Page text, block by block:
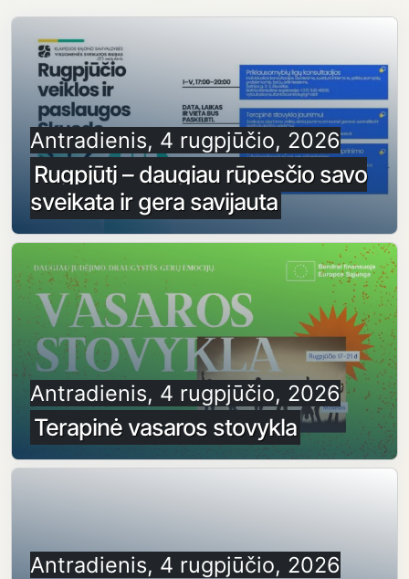
Antradienis, 4 rugpjūčio, 2026
Rugpjūtį – daugiau rūpesčio savo
sveikata ir gera savijauta
Antradienis, 4 rugpjūčio, 2026
Terapinė vasaros stovykla
Antradienis, 4 rugpjūčio, 2026